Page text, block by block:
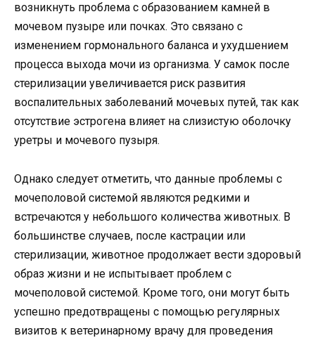
возникнуть проблема с образованием камней в
мочевом пузыре или почках. Это связано с
изменением гормонального баланса и ухудшением
процесса выхода мочи из организма. У самок после
стерилизации увеличивается риск развития
воспалительных заболеваний мочевых путей, так как
отсутствие эстрогена влияет на слизистую оболочку
уретры и мочевого пузыря.
Однако следует отметить, что данные проблемы с
мочеполовой системой являются редкими и
встречаются у небольшого количества животных. В
большинстве случаев, после кастрации или
стерилизации, животное продолжает вести здоровый
образ жизни и не испытывает проблем с
мочеполовой системой. Кроме того, они могут быть
успешно предотвращены с помощью регулярных
визитов к ветеринарному врачу для проведения